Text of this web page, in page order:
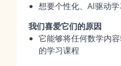
想要个性化、AI驱动
我们喜爱它们的原因
它能够将任何数学内
的学习课程